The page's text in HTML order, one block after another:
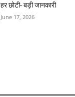
हर छोटी- बड़ी जानकारी
June 17, 2026